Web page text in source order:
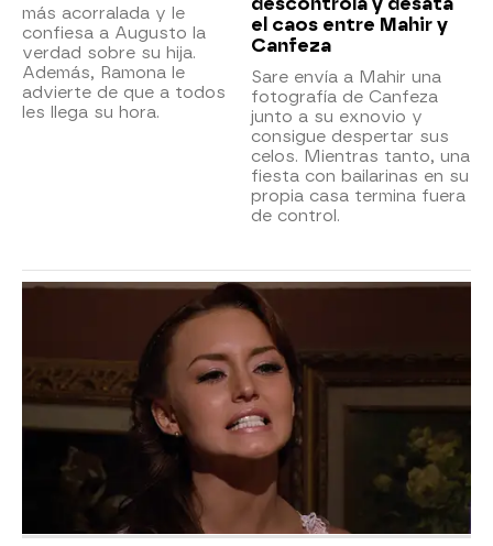
más acorralada y le
confiesa a Augusto la
verdad sobre su hija.
Además, Ramona le
advierte de que a todos
les llega su hora.
el caos entre Mahir y
Canfeza
Sare envía a Mahir una
fotografía de Canfeza
junto a su exnovio y
consigue despertar sus
celos. Mientras tanto, una
fiesta con bailarinas en su
propia casa termina fuera
de control.